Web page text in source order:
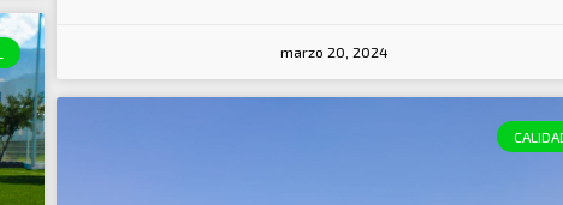
marzo 20, 2024